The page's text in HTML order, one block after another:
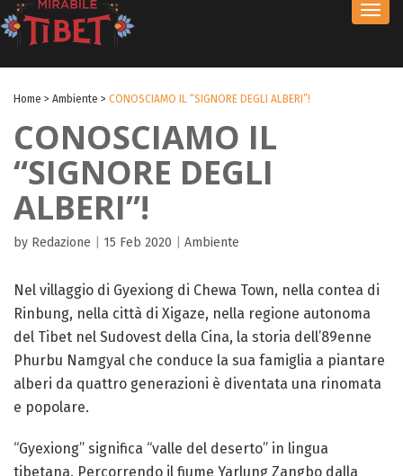
Home > Ambiente > CONOSCIAMO IL “SIGNORE DEGLI ALBERI”!
CONOSCIAMO IL
“SIGNORE DEGLI
ALBERI”!
by Redazione 15 Feb 2020 Ambiente
Nel villaggio di Gyexiong di Chewa Town, nella contea di
Rinbung, nella città di Xigaze, nella regione autonoma
del Tibet nel Sudovest della Cina, la storia dell’89enne
Phurbu Namgyal che conduce la sua famiglia a piantare
alberi da quattro generazioni è diventata una rinomata
e popolare.
“Gyexiong” significa “valle del deserto” in lingua
tibetana. Percorrendo il fiume Yarlung Zangbo dalla